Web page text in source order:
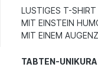
LUSTIGES T-SHIRT
MIT EINSTEIN
MIT EINEM
TABTEN-